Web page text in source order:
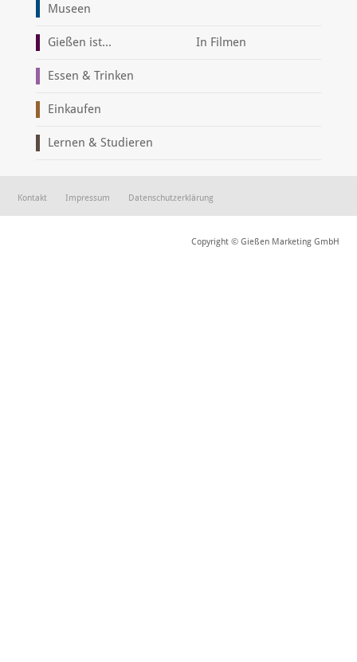
Museen
Gießen ist... In Filmen
Essen & Trinken
Einkaufen
Lernen & Studieren
Kontakt Impressum Datenschutzerklärung
Copyright © Gießen Marketing GmbH